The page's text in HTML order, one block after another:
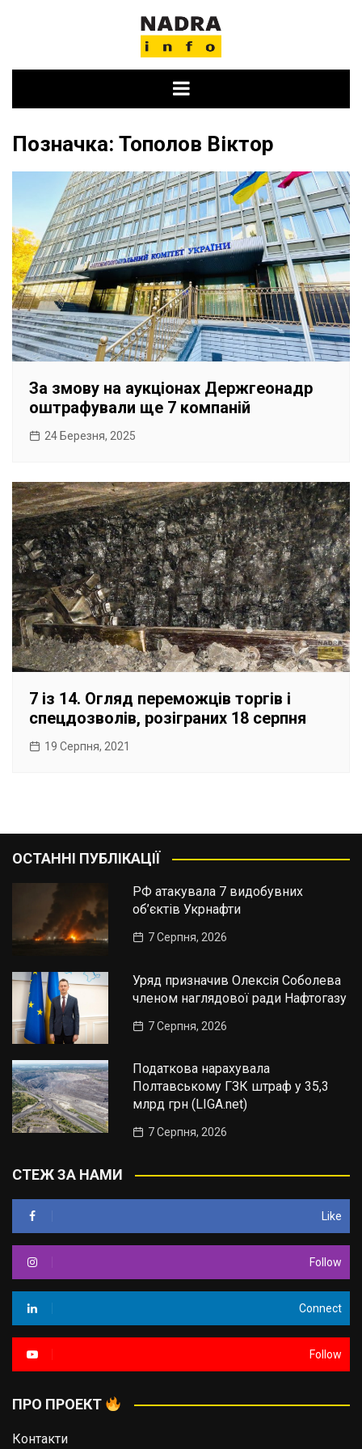
Позначка: Тополов Віктор
За змову на аукціонах Держгеонадр
оштрафували ще 7 компаній
24 Березня, 2025
7 із 14. Огляд переможців торгів і
спецдозволів, розіграних 18 серпня
19 Серпня, 2021
ОСТАННІ ПУБЛІКАЦІЇ
РФ атакувала 7 видобувних
об’єктів Укрнафти
7 Серпня, 2026
Уряд призначив Олексія Соболева
членом наглядової ради Нафтогазу
7 Серпня, 2026
Податкова нарахувала
Полтавському ГЗК штраф у 35,3
млрд грн (LIGA.net)
7 Серпня, 2026
СТЕЖ ЗА НАМИ
Like
Follow
Connect
Follow
ПРО ПРОЕКТ
Контакти